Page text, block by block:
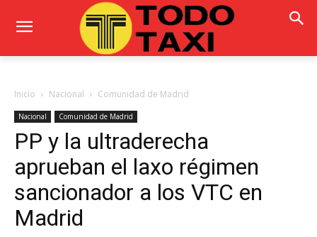
Inicio Nacional Comunidad de Madrid
Nacional Comunidad de Madrid
PP y la ultraderecha
aprueban el laxo régimen
sancionador a los VTC en
Madrid